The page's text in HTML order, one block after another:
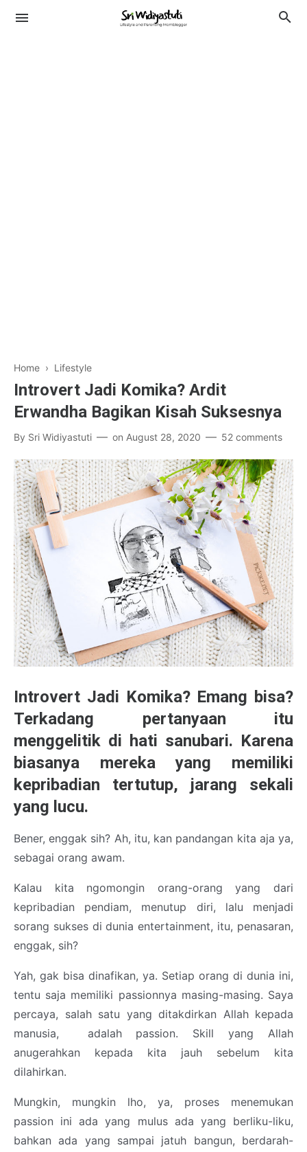
Home › Lifestyle
Introvert Jadi Komika? Ardit
Erwandha Bagikan Kisah Suksesnya
By Sri Widiyastuti on August 28, 2020 52 comments
Introvert Jadi Komika? Emang bisa?
Terkadang pertanyaan itu
menggelitik di hati sanubari. Karena
biasanya mereka yang memiliki
kepribadian tertutup, jarang sekali
yang lucu.
Bener, enggak sih? Ah, itu, kan pandangan kita aja ya,
sebagai orang awam.
Kalau kita ngomongin orang-orang yang dari
kepribadian pendiam, menutup diri, lalu menjadi
sorang sukses di dunia entertainment, itu, penasaran,
enggak, sih?
Yah, gak bisa dinafikan, ya. Setiap orang di dunia ini,
tentu saja memiliki passionnya masing-masing. Saya
percaya, salah satu yang ditakdirkan Allah kepada
manusia, adalah passion. Skill yang Allah
anugerahkan kepada kita jauh sebelum kita
dilahirkan.
Mungkin, mungkin lho, ya, proses menemukan
passion ini ada yang mulus ada yang berliku-liku,
bahkan ada yang sampai jatuh bangun, berdarah-